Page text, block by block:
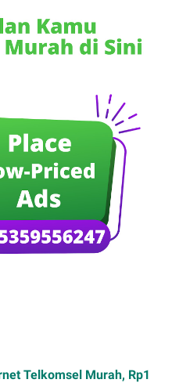
Telkomsel Murah, Rp1